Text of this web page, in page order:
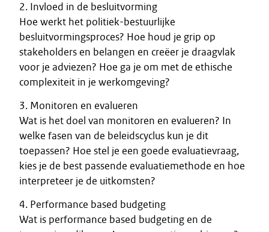
2. Invloed in de besluitvorming
Hoe werkt het politiek-bestuurlijke
besluitvormingsproces? Hoe houd je grip op
stakeholders en belangen en creëer je draagvlak
voor je adviezen? Hoe ga je om met de ethische
complexiteit in je werkomgeving?
3. Monitoren en evalueren
Wat is het doel van monitoren en evalueren? In
welke fasen van de beleidscyclus kun je dit
toepassen? Hoe stel je een goede evaluatievraag,
kies je de best passende evaluatiemethode en hoe
interpreteer je de uitkomsten?
4. Performance based budgeting
Wat is performance based budgeting en de